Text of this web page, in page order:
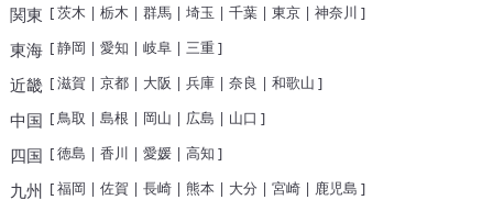
関東 [茨木 | 栃木 | 群馬| 埼玉 | 千葉| 東京| 神奈川 ]
東海[静岡 | 愛知 | 岐阜| 三重]
近畿[滋賀 | 京都| 大阪 | 兵庫| 奈良 | 和歌山 ]
中国 [鳥取 | 島根 | 岡山 | 広島 | 山口 ]
四国 [徳島 | 香川 | 愛媛| 高知 ]
九州 [福岡 | 佐賀 | 長崎| 熊本| 大分 | 宮崎| 鹿児島 ]